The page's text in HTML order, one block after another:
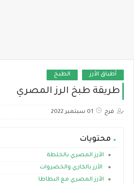
أطباق الأرز الطبخ
طريقة طبخ الرز المصري
فرح 01 سبتمبر 2022
محتويات
الأرز المصري بالخلطة
الأرز بالكاري والخضروات
الأرز المصري مع البطاطا